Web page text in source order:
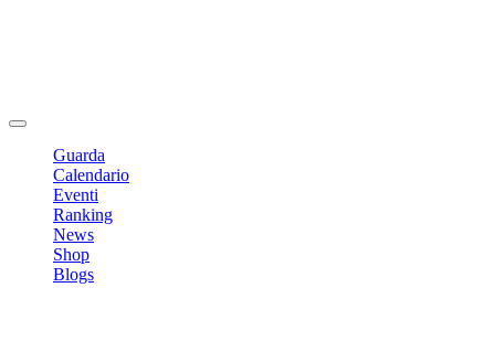
Guarda
Calendario
Eventi
Ranking
News
Shop
Blogs